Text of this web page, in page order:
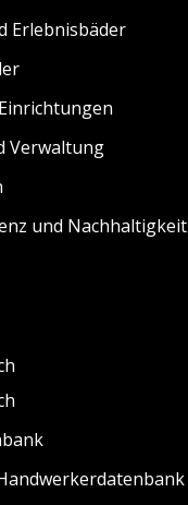
Erlebnisbäder
Verwaltung
und Nachhaltigkeit